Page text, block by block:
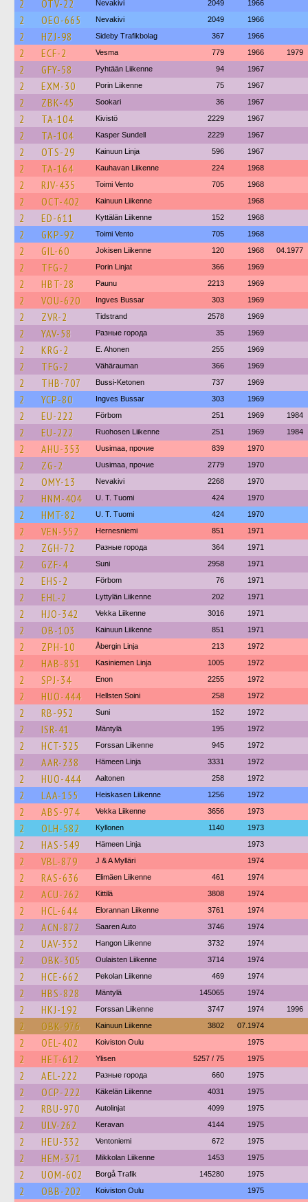
2 OTV-22 Nevakivi 2049 1966
2 OEO-665 Nevakivi 2049 1966
2 HZJ-98 Sideby Trafikbolag 367 1966
2 ECF-2 Vesma 779 1966 1979
2 GFY-58 Pyhtään Liikenne 94 1967
2 EXM-30 Porin Liikenne 75 1967
2 ZBK-45 Sookari 36 1967
2 TA-104 Kivistö 2229 1967
2 TA-104 Kasper Sundell 2229 1967
2 OTS-29 Kainuun Linja 596 1967
2 TA-164 Kauhavan Liikenne 224 1968
2 RJV-435 Toimi Vento 705 1968
2 OCT-402 Kainuun Liikenne 1968
2 ED-611 Kyttälän Liikenne 152 1968
2 GKP-92 Toimi Vento 705 1968
2 GIL-60 Jokisen Liikenne 120 1968 04.1977
2 TFG-2 Porin Linjat 366 1969
2 HBT-28 Paunu 2213 1969
2 VOU-620 Ingves Bussar 303 1969
2 ZVR-2 Tidstrand 2578 1969
2 YAV-58 Разные города 35 1969
2 KRG-2 E. Ahonen 255 1969
2 TFG-2 Vähärauman 366 1969
2 THB-707 Bussi-Ketonen 737 1969
2 YCP-80 Ingves Bussar 303 1969
2 EU-222 Förbom 251 1969 1984
2 EU-222 Ruohosen Liikenne 251 1969 1984
2 AHU-353 Uusimaa, прочие 839 1970
2 ZG-2 Uusimaa, прочие 2779 1970
2 OMY-13 Nevakivi 2268 1970
2 HNM-404 U. T. Tuomi 424 1970
2 HMT-82 U. T. Tuomi 424 1970
2 VEN-552 Hernesniemi 851 1971
2 ZGH-72 Разные города 364 1971
2 GZF-4 Suni 2958 1971
2 EHS-2 Förbom 76 1971
2 EHL-2 Lyttylän Liikenne 202 1971
2 HJO-342 Vekka Liikenne 3016 1971
2 OB-103 Kainuun Liikenne 851 1971
2 ZPH-10 Åbergin Linja 213 1972
2 HAB-851 Kasiniemen Linja 1005 1972
2 SPJ-34 Enon 2255 1972
2 HUO-444 Hellsten Soini 258 1972
2 RB-952 Suni 152 1972
2 ISR-41 Mäntylä 195 1972
2 HCT-325 Forssan Liikenne 945 1972
2 AAR-238 Hämeen Linja 3331 1972
2 HUO-444 Aaltonen 258 1972
2 LAA-155 Heiskasen Liikenne 1256 1972
2 ABS-974 Vekka Liikenne 3656 1973
2 OLH-582 Kyllonen 1140 1973
2 HAS-549 Hämeen Linja 1973
2 VBL-879 J & A Mylläri 1974
2 RAS-636 Elimäen Liikenne 461 1974
2 ACU-262 Kittilä 3808 1974
2 HCL-644 Elorannan Liikenne 3761 1974
2 ACN-872 Saaren Auto 3746 1974
2 UAV-352 Hangon Liikenne 3732 1974
2 OBK-305 Oulaisten Liikenne 3714 1974
2 HCE-662 Pekolan Liikenne 469 1974
2 HBS-828 Mäntylä 145065 1974
2 HKJ-192 Forssan Liikenne 3747 1974 1996
2 OBK-976 Kainuun Liikenne 3802 07.1974
2 OEL-402 Koiviston Oulu 1975
2 HET-612 Ylisen 5257 / 75 1975
2 AEL-222 Разные города 660 1975
2 OCP-222 Käkelän Liikenne 4031 1975
2 RBU-970 Autolinjat 4099 1975
2 ULV-262 Keravan 4144 1975
2 HEU-332 Ventoniemi 672 1975
2 HEM-371 Mikkolan Liikenne 1453 1975
2 UOM-602 Borgå Trafik 145280 1975
2 OBB-202 Koiviston Oulu 1975